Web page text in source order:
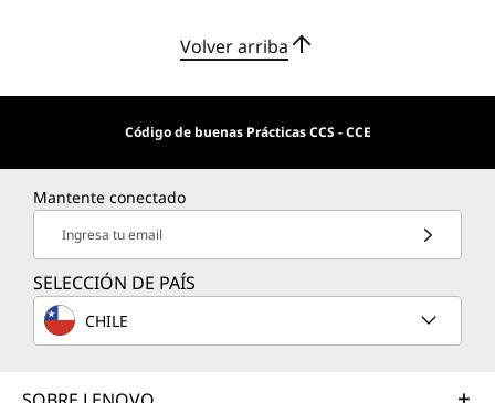
Volver arriba
Código de buenas Prácticas CCS - CCE
Mantente conectado
Ingresa tu email
SELECCIÓN DE PAÍS
CHILE